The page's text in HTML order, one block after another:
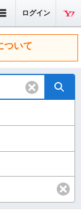
ログイン
ついて